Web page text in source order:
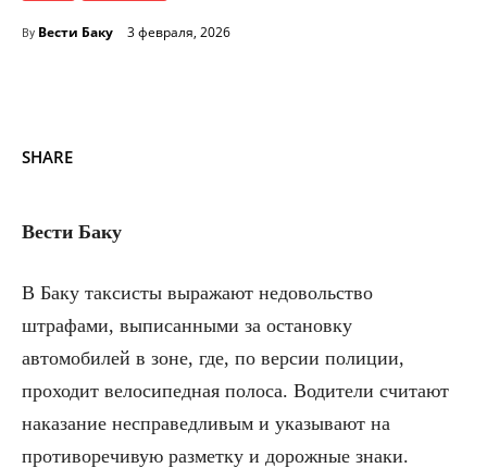
By Вести Баку 3 февраля, 2026
SHARE
Вести Баку
В Баку таксисты выражают недовольство
штрафами, выписанными за остановку
автомобилей в зоне, где, по версии полиции,
проходит велосипедная полоса. Водители считают
наказание несправедливым и указывают на
противоречивую разметку и дорожные знаки.